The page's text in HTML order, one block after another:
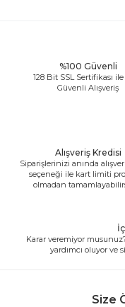
%100 Güvenli
128 Bit SSL Sertifikası ile
Güvenli Alışveriş
Alışveriş Kredisi
Siparişlerinizi anında
seçeneği ile kart limiti
olmadan
Karar veremiyor
yardımcı oluyor ve
Size